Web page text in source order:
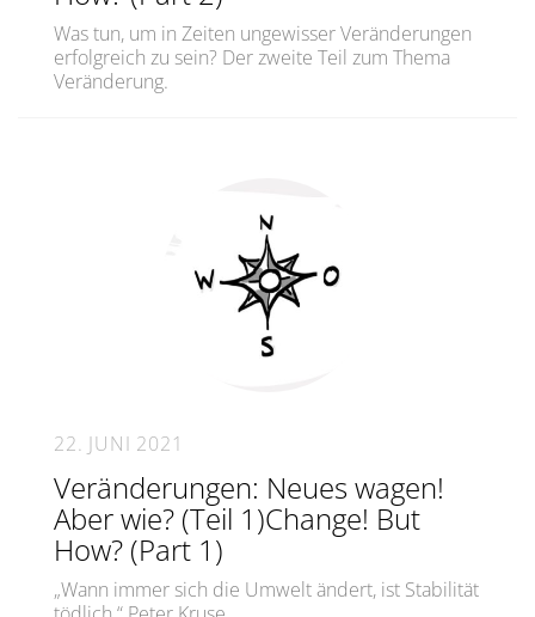
Was tun, um in Zeiten ungewisser Veränderungen
erfolgreich zu sein? Der zweite Teil zum Thema
Veränderung.
22. JUNI 2021
Veränderungen: Neues wagen!
Aber wie? (Teil 1)Change! But
How? (Part 1)
„Wann immer sich die Umwelt ändert, ist Stabilität